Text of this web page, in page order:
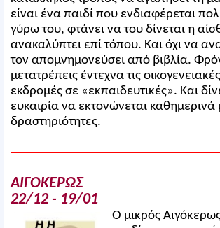
είναι ένα παιδί που ενδιαφέρεται
γύρω του, φτάνει να του δίνεται η
ανακαλύπτει επί τόπου. Και όχι να
τον απομνημονεύσει από βιβλία.
μετατρέπεις έντεχνα τις
εκδρομές σε «εκπαιδευτικές». Και
ευκαιρία να εκτονώνεται καθημερινά
δραστηριότητες.
ΑΙΓΟΚΕΡΩΣ
22/12 - 19/01
Ο μικρός